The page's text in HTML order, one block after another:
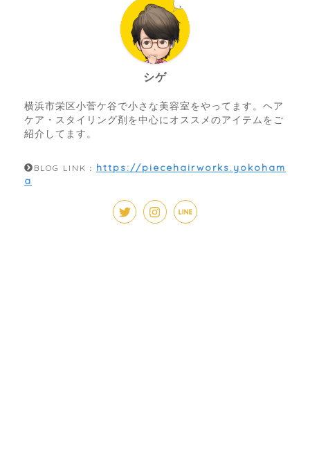
シゲ
横浜市栄区小菅ケ谷で小さな美容室をやってます。ヘア
ケア・スタイリング剤を中心にオススメのアイテムをご
紹介してます。
BLOG LINK： https://piecehairworks.yokoham
a